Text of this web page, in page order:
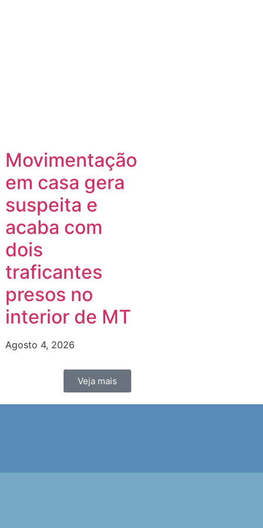
Movimentação
em casa gera
suspeita e
acaba com
dois
traficantes
presos no
interior de MT
Agosto 4, 2026
Veja mais